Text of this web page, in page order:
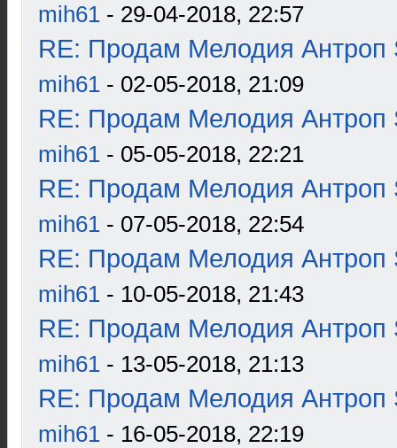
mih61 - 29-04-2018, 22:57
RE: Продам Мелодия Антроп
mih61 - 02-05-2018, 21:09
RE: Продам Мелодия Антроп
mih61 - 05-05-2018, 22:21
RE: Продам Мелодия Антроп
mih61 - 07-05-2018, 22:54
RE: Продам Мелодия Антроп
mih61 - 10-05-2018, 21:43
RE: Продам Мелодия Антроп
mih61 - 13-05-2018, 21:13
RE: Продам Мелодия Антроп
mih61 - 16-05-2018, 22:19